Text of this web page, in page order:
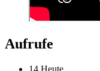
Aufrufe